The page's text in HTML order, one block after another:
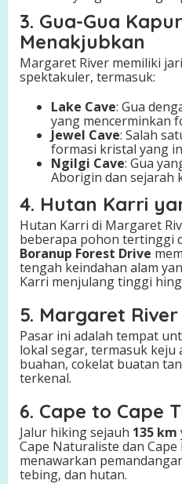
3. Gua-Gua
Menakjubkan
Margaret River memiliki
spektakuler, termasuk:
Lake Cave: Gua
yang mencerminkan
Jewel Cave: Salah
formasi kristal yang
Ngilgi Cave: Gua
Aborigin dan sejarah
4. Hutan Karri
Hutan Karri di Margaret
beberapa pohon tertinggi
Boranup Forest Drive
tengah keindahan alam
Karri menjulang tinggi
5. Margaret
Pasar ini adalah tempat
lokal segar, termasuk keju
buahan, cokelat buatan
terkenal.
6. Cape to Cape
Jalur hiking sejauh 135 km
Cape Naturaliste dan Cape
menawarkan
tebing, dan hutan.